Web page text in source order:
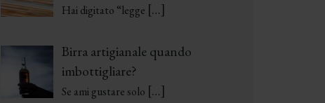
Hai digitato “legge […]
Birra artigianale quando
imbottigliare?
Se ami gustare solo […]